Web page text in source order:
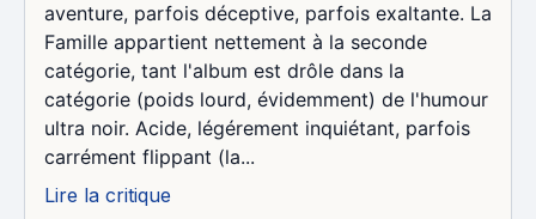
aventure, parfois déceptive, parfois exaltante. La
Famille appartient nettement à la seconde
catégorie, tant l'album est drôle dans la
catégorie (poids lourd, évidemment) de l'humour
ultra noir. Acide, légérement inquiétant, parfois
carrément flippant (la...
Lire la critique